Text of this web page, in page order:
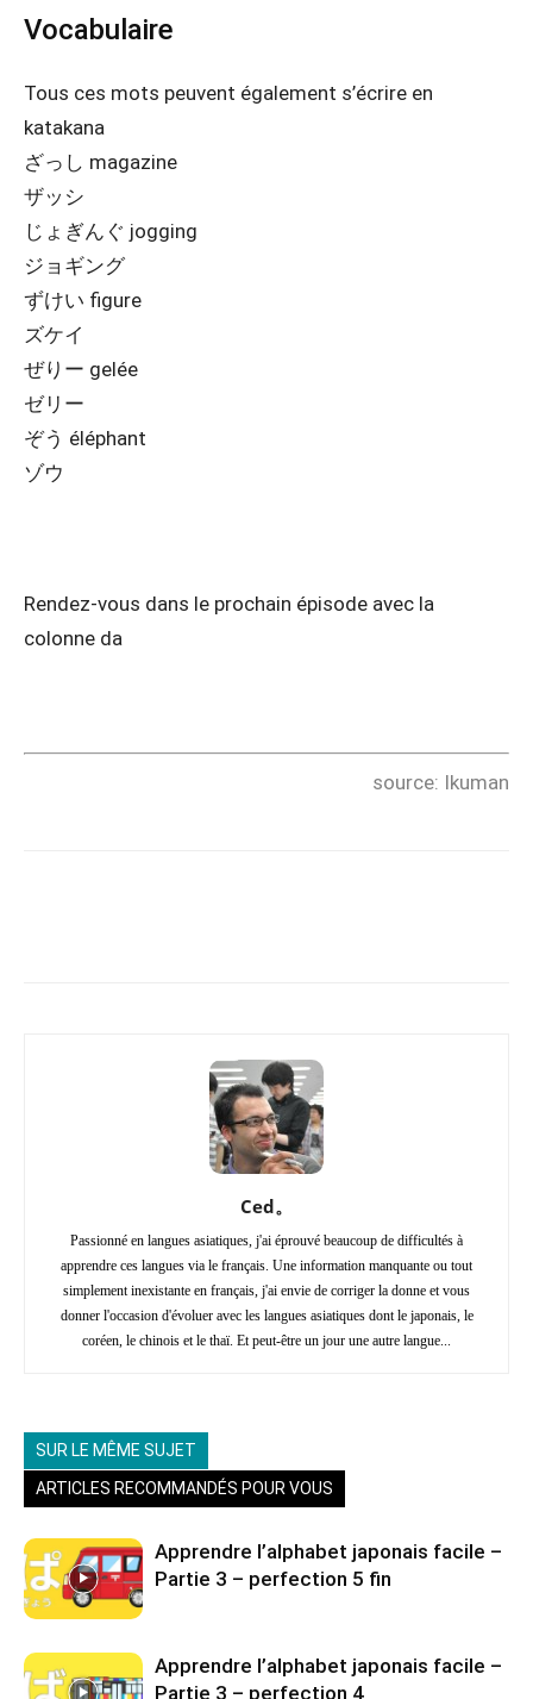
Vocabulaire
Tous ces mots peuvent également s’écrire en
katakana
ざっし magazine
ザッシ
じょぎんぐ jogging
ジョギング
ずけい figure
ズケイ
ぜりー gelée
ゼリー
ぞう éléphant
ゾウ
Rendez-vous dans le prochain épisode avec la
colonne da
source: Ikuman
Ced。
Passionné en langues asiatiques, j'ai éprouvé beaucoup de difficultés à
apprendre ces langues via le français. Une information manquante ou tout
simplement inexistante en français, j'ai envie de corriger la donne et vous
donner l'occasion d'évoluer avec les langues asiatiques dont le japonais, le
coréen, le chinois et le thaï. Et peut-être un jour une autre langue...
SUR LE MÊME SUJET
ARTICLES RECOMMANDÉS POUR VOUS
Apprendre l’alphabet japonais facile –
Partie 3 – perfection 5 fin
Apprendre l’alphabet japonais facile –
Partie 3 – perfection 4